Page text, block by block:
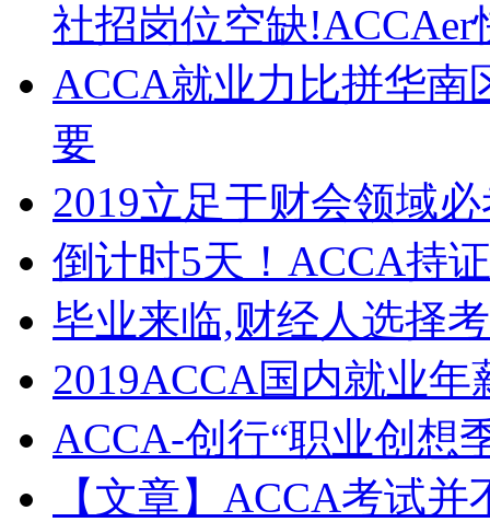
社招岗位空缺!ACCAer
ACCA就业力比拼华南
要
2019立足于财会领域
倒计时5天！ACCA持
毕业来临,财经人选择
2019ACCA国内就业年
ACCA-创行“职业创想
【文章】ACCA考试